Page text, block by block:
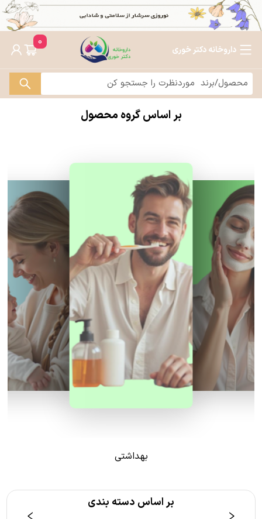
داروخانه دکتر خوری
0
بر اساس گروه محصول
بهداشتی
بر اساس دسته بندی